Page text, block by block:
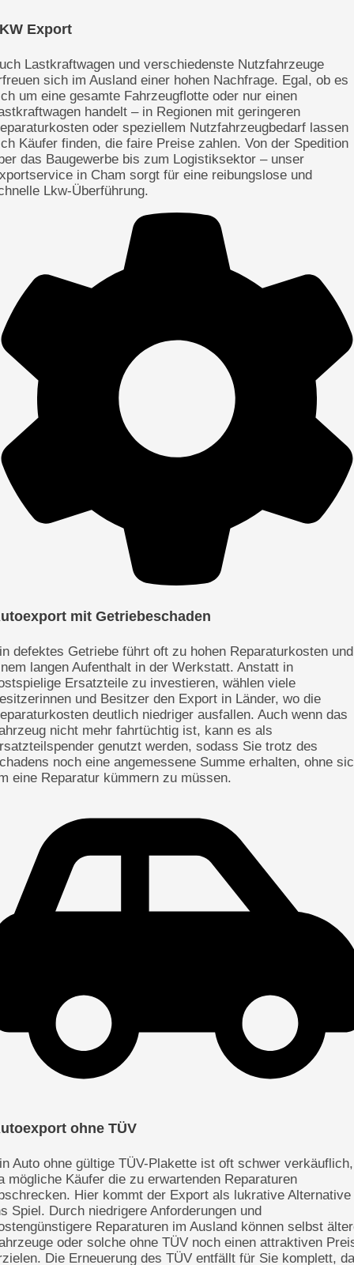
Export
Lastkraftwagen und verschiedenste Nutzfahrzeuge
sich im Ausland einer hohen Nachfrage. Egal, ob es
um eine gesamte Fahrzeugflotte oder nur einen
handelt – in Regionen mit geringeren
oder speziellem Nutzfahrzeugbedarf lassen
Käufer finden, die faire Preise zahlen. Von der Spedition
das Baugewerbe bis zum Logistiksektor – unser
in Cham sorgt für eine reibungslose und
Lkw-Überführung.
mit Getriebeschaden
defektes Getriebe führt oft zu hohen Reparaturkosten und
langen Aufenthalt in der Werkstatt. Anstatt in
Ersatzteile zu investieren, wählen viele
und Besitzer den Export in Länder, wo die
deutlich niedriger ausfallen. Auch wenn das
nicht mehr fahrtüchtig ist, kann es als
genutzt werden, sodass Sie trotz des
noch eine angemessene Summe erhalten, ohne
eine Reparatur kümmern zu müssen.
ohne TÜV
Auto ohne gültige TÜV-Plakette ist oft schwer verkäuflich,
mögliche Käufer die zu erwartenden Reparaturen
Hier kommt der Export als lukrative Alternative
Spiel. Durch niedrigere Anforderungen und
Reparaturen im Ausland können selbst
oder solche ohne TÜV noch einen attraktiven
Die Erneuerung des TÜV entfällt für Sie komplett, da